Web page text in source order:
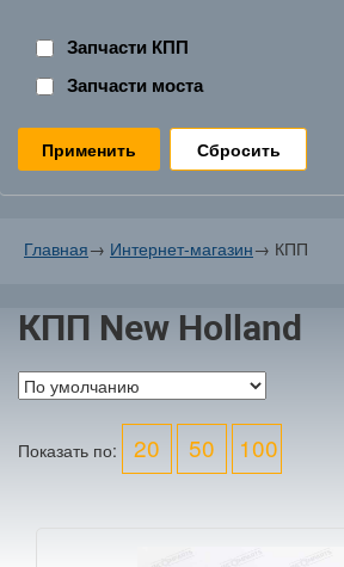
Запчасти КПП
Запчасти моста
Сбросить
Главная→ Интернет-магазин→ КПП
КПП New Holland
Показать по: 20 50 100